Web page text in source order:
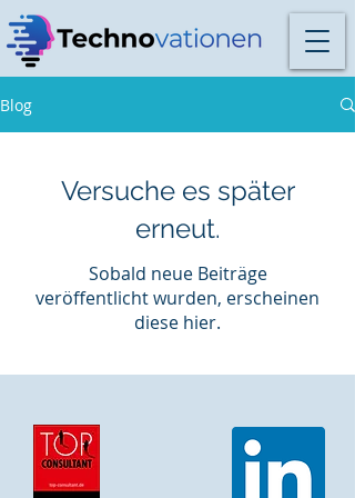
Blog
Versuche es später
erneut.
Sobald neue Beiträge
veröffentlicht wurden, erscheinen
diese hier.